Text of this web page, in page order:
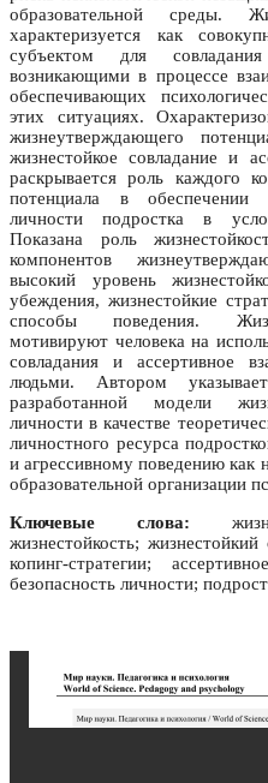
образовательной среды.
характеризуется как
субъектом для
возникающими в процессе
обеспечивающих
этих ситуациях.
жизнеутверждающего
жизнестойкое совладание и
раскрывается роль каждого
потенциала в обеспечении
личности подростка в
Показана роль
компонентов
высокий уровень
убеждения, жизнестойкие
способы поведения.
мотивируют человека на
совладания и ассертивное
людьми. Автором
разработанной модели
личности в качестве
личностного ресурса
и агрессивному поведению как
образовательной организации
Ключевые слова:
жизнестойкость;
копинг-стратегии;
безопасность личности;